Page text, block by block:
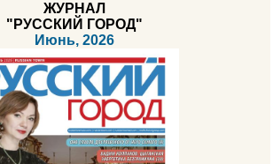
ЖУРНАЛ
"РУССКИЙ ГОРОД"
Июнь, 2026